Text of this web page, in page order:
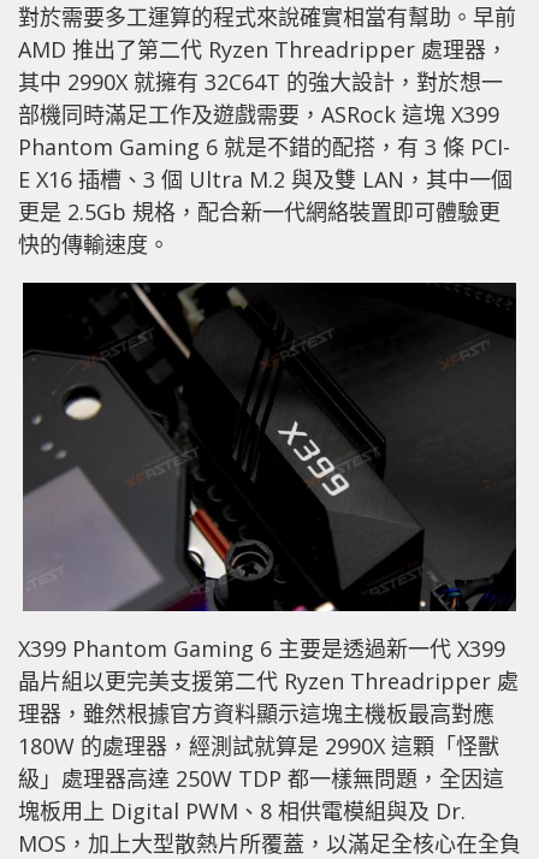
對於需要多工運算的程式來說確實相當有幫助。早前
AMD 推出了第二代 Ryzen Threadripper 處理器，
其中 2990X 就擁有 32C64T 的強大設計，對於想一
部機同時滿足工作及遊戲需要，ASRock 這塊 X399
Phantom Gaming 6 就是不錯的配搭，有 3 條 PCI-
E X16 插槽、3 個 Ultra M.2 與及雙 LAN，其中一個
更是 2.5Gb 規格，配合新一代網絡裝置即可體驗更
快的傳輸速度。
X399 Phantom Gaming 6 主要是透過新一代 X399
晶片組以更完美支援第二代 Ryzen Threadripper 處
理器，雖然根據官方資料顯示這塊主機板最高對應
180W 的處理器，經測試就算是 2990X 這顆「怪獸
級」處理器高達 250W TDP 都一樣無問題，全因這
塊板用上 Digital PWM、8 相供電模組與及 Dr.
MOS，加上大型散熱片所覆蓋，以滿足全核心在全負